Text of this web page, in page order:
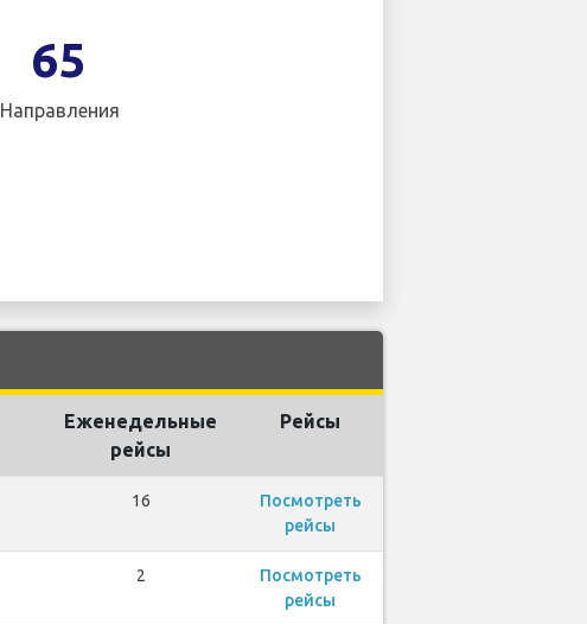
65
Направления
Еженедельные
рейсы
Рейсы
16
Посмотреть
рейсы
2
Посмотреть
рейсы